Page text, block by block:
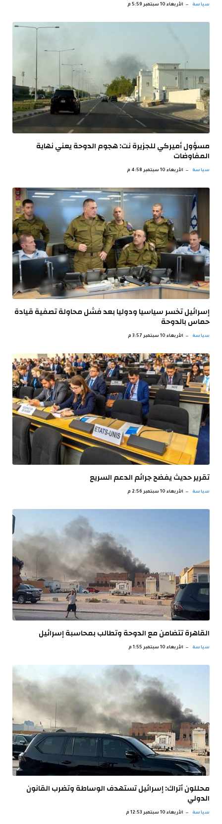
سياسة الأربعاء 10 سبتمبر 5:59 م
مسؤول أميركي للجزيرة نت: هجوم الدوحة يعني نهاية
المفاوضات
سياسة الأربعاء 10 سبتمبر 4:58 م
إسرائيل تخسر سياسيا ودوليا بعد فشل محاولة تصفية قيادة
حماس بالدوحة
سياسة الأربعاء 10 سبتمبر 3:57 م
تقرير حديث يفضح جرائم الدعم السريع
سياسة الأربعاء 10 سبتمبر 2:56 م
القاهرة تتضامن مع الدوحة وتطالب بمحاسبة إسرائيل
سياسة الأربعاء 10 سبتمبر 1:55 م
محللون أتراك: إسرائيل تستهدف الوساطة وتضرب القانون
الدولي
سياسة الأربعاء 10 سبتمبر 12:53 م